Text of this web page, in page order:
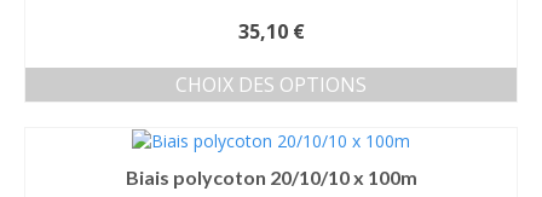
35,10 €
CHOIX DES OPTIONS
produit
plusieurs
Biais polycoton 20/10/10 x 100m